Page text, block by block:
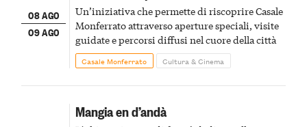
08 AGO
09 AGO
Un’iniziativa che permette di riscoprire Casale
Monferrato attraverso aperture speciali, visite
guidate e percorsi diffusi nel cuore della città
Casale Monferrato Cultura & Cinema
Mangia en d’andà